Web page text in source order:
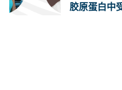
胶原蛋白中